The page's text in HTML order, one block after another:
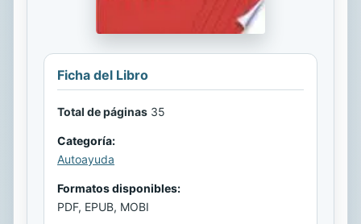
Ficha del Libro
Total de páginas 35
Categoría:
Autoayuda
Formatos disponibles:
PDF, EPUB, MOBI